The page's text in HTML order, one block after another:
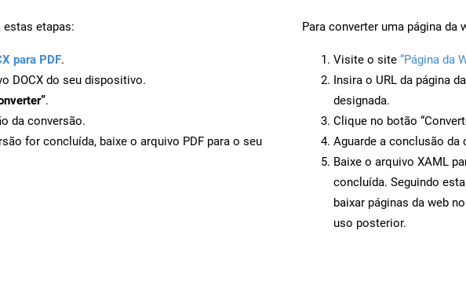
estas etapas:
para PDF.
DOCX do seu dispositivo.
.
da conversão.
for concluída, baixe o arquivo PDF para o seu
Para converter uma página da
Visite o site “Página da
Insira o URL da página
designada.
Clique no botão
Aguarde a conclusão da
Baixe o arquivo XAML
concluída. Seguindo
baixar páginas da web
uso posterior.